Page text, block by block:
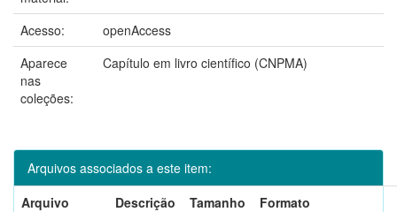
Acesso:
openAccess
Aparece
nas
coleções:
Capítulo em livro científico (CNPMA)
Arquivos associados a este item:
Arquivo
Descrição Tamanho
Formato